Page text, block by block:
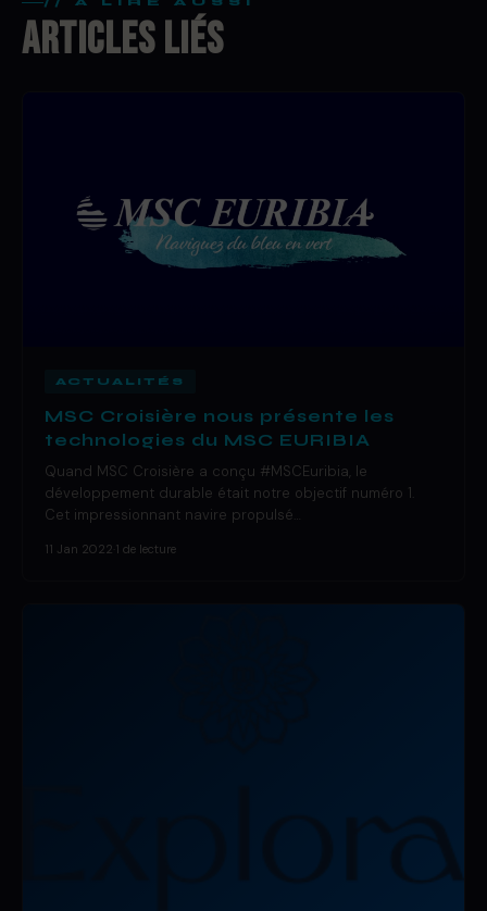
ARTICLES LIÉS
ACTUALITÉS
MSC Croisière nous présente les
technologies du MSC EURIBIA
Quand MSC Croisière a conçu #MSCEuribia, le
développement durable était notre objectif numéro 1.
Cet impressionnant navire propulsé…
11 Jan 2022 1 de lecture